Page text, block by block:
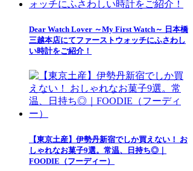
Dear Watch Lover ～My First Watch～ 日本橋
三越本店にてファーストウォッチにふさわし
い時計をご紹介！
【東京土産】伊勢丹新宿でしか買えない！ お
しゃれなお菓子9選。常温、日持ち◎｜
FOODIE（フーディー）